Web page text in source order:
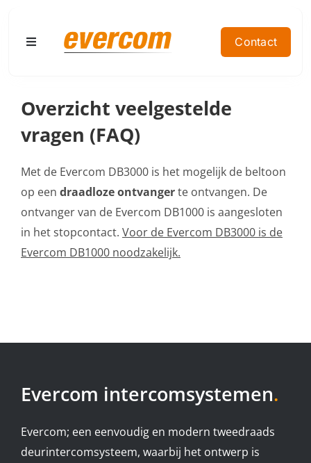
inhoud
Contact
Toggle
Producten
Doelgroep
Contact
Referenties
Overzicht veelgestelde
vragen (FAQ)
Met de Evercom DB3000 is het mogelijk de beltoon
op een draadloze ontvangerte ontvangen. De
ontvanger van de Evercom DB1000 is aangesloten
in het stopcontact. Voor de Evercom DB3000 is de
Evercom DB1000 noodzakelijk.
Evercom intercomsystemen.
Evercom; een eenvoudig en modern tweedraads
deurintercomsysteem, waarbij het ontwerp is